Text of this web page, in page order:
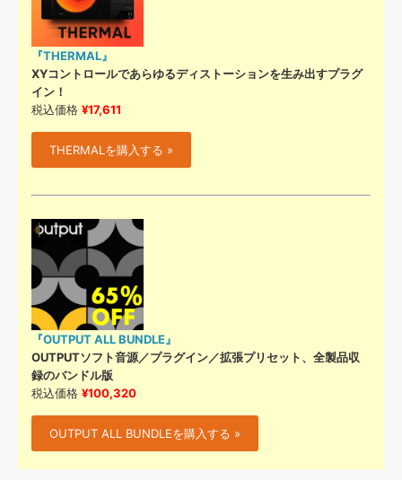
『THERMAL』
XYコントロールであらゆるディストーションを生み出すプラグ
イン！
税込価格 ¥17,611
THERMALを購入する »
『OUTPUT ALL BUNDLE』
OUTPUTソフト音源／プラグイン／拡張プリセット、全製品収
録のバンドル版
税込価格 ¥100,320
OUTPUT ALL BUNDLEを購入する »